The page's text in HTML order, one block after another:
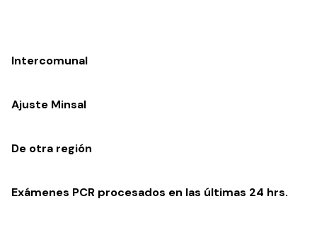
Intercomunal
Ajuste Minsal
De otra región
Exámenes PCR procesados en las últimas 24 hrs.